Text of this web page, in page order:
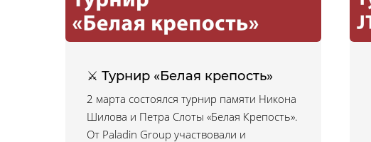
⚔ Турнир «Белая крепость»
2 марта состоялся турнир памяти Никона
Шилова и Петра Слоты «Белая Крепость».
От Paladin Group участвовали и